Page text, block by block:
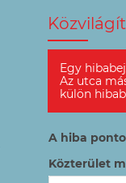
Egy
Az utca
külön
A hiba
Közterület